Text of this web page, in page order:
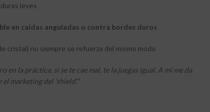
leves
en caídas anguladas o contra bordes duros
cristal) no siempre se refuerza del mismo modo
en la práctica, si se te cae mal, te la juegas igual. A mí me da
el marketing del 'shield'."